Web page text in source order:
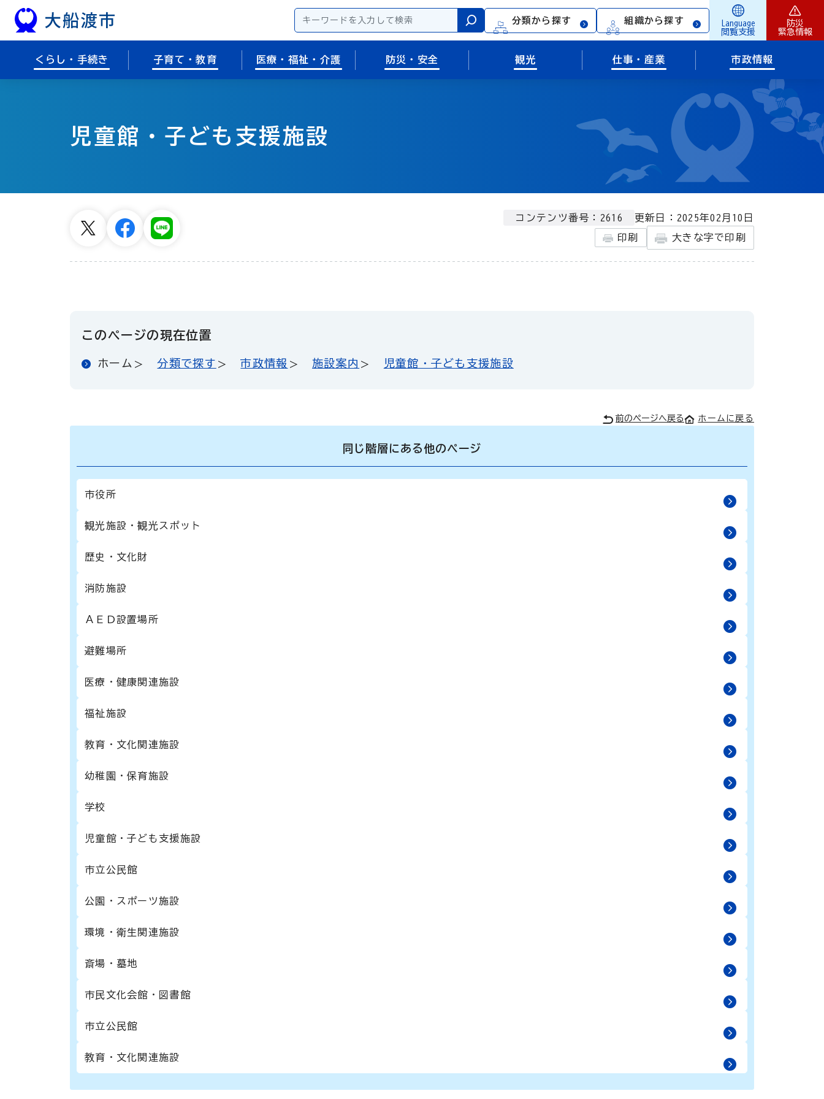
本文へスキップ
検索
分類から探す 組織から探す
Language
閲覧支援
防災
緊急情報
くらし・手続き 子育て・教育 医療・福祉・介護 防災・安全 観光 仕事・産業 市政情報
児童館・子ども支援施設
コンテンツ番号：2616 更新日：2025年02月10日
印刷 大きな字で印刷
このページの現在位置
ホーム 分類で探す 市政情報 施設案内 児童館・子ども支援施設
前のページへ戻る ホームに戻る
同じ階層にある他のページ
市役所
観光施設・観光スポット
歴史・文化財
消防施設
ＡＥＤ設置場所
避難場所
医療・健康関連施設
福祉施設
教育・文化関連施設
幼稚園・保育施設
学校
児童館・子ども支援施設
市立公民館
公園・スポーツ施設
環境・衛生関連施設
斎場・墓地
市民文化会館・図書館
市立公民館
教育・文化関連施設